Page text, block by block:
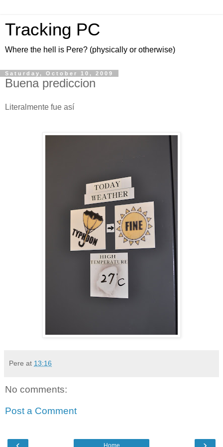
Tracking PC
Where the hell is Pere? (physically or otherwise)
Saturday, October 10, 2009
Buena prediccion
Literalmente fue así
Pere at 13:16
No comments:
Post a Comment
Home